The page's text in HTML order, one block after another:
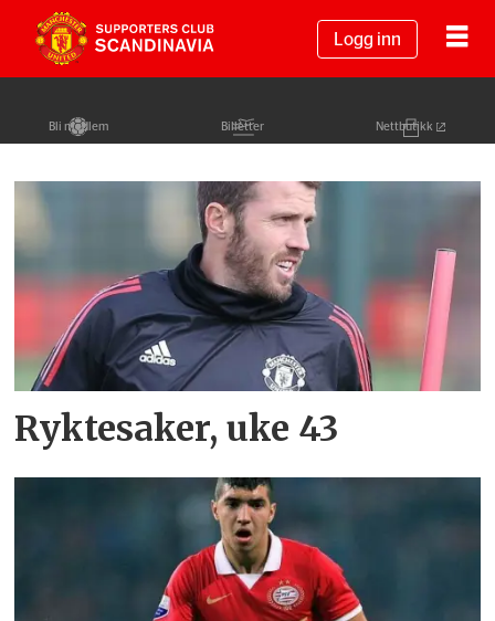
Logg inn
Bli medlem Billetter Nettbutikk
Tag:
marco
reus
Ryktesaker, uke 43